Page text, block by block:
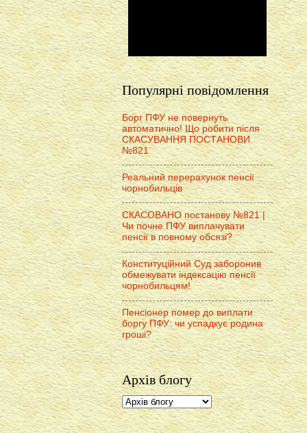
Популярні повідомлення
Борг ПФУ не повернуть
автоматично! Що робити після
СКАСУВАННЯ ПОСТАНОВИ
№821
Реальний перерахунок пенсії
чорнобильців
СКАСОВАНО постанову №821 |
Чи почне ПФУ виплачувати
пенсії в повному обсязі?
Конституційний Суд заборонив
обмежувати індексацію пенсії
чорнобильцям!
Пенсіонер помер до виплати
боргу ПФУ: чи успадкує родина
гроші?
Архів блогу